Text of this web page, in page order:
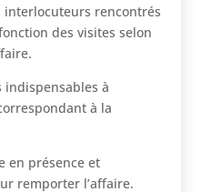
interlocuteurs rencontrés
des visites selon
indispensables à
à la
en présence et
remporter l’affaire.